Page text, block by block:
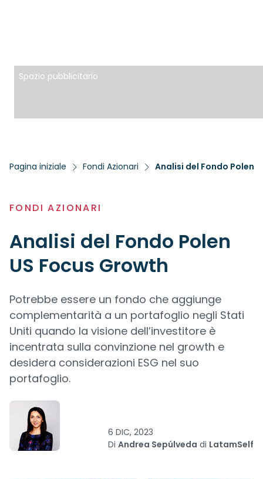
Spazio pubblicitario
Pagina iniziale Fondi Azionari Analisi del Fondo Polen
FONDI AZIONARI
Analisi del Fondo Polen
US Focus Growth
Potrebbe essere un fondo che aggiunge
complementarità a un portafoglio negli Stati
Uniti quando la visione dell’investitore è
incentrata sulla convinzione nel growth e
desidera considerazioni ESG nel suo
portafoglio.
6 DIC, 2023
Di Andrea Sepúlveda di LatamSelf